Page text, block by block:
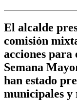
El alcalde
comisión
acciones
Semana
han estado
municipales y